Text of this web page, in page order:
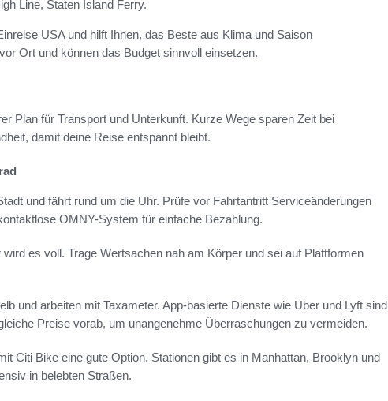
Line, Staten Island Ferry.
USA und hilft Ihnen, das Beste aus Klima und Saison
Ort und können das Budget sinnvoll einsetzen.
Plan für Transport und Unterkunft. Kurze Wege sparen Zeit bei
damit deine Reise entspannt bleibt.
und fährt rund um die Uhr. Prüfe vor Fahrtantritt Serviceänderungen
OMNY-System für einfache Bezahlung.
es voll. Trage Wertsachen nah am Körper und sei auf Plattformen
und arbeiten mit Taxameter. App-basierte Dienste wie Uber und Lyft sind
Preise vorab, um unangenehme Überraschungen zu vermeiden.
Citi Bike eine gute Option. Stationen gibt es in Manhattan, Brooklyn und
in belebten Straßen.